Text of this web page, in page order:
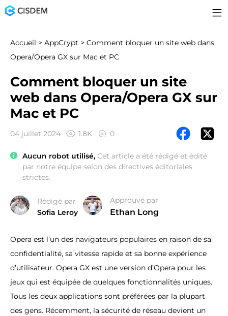
Accueil > AppCrypt > Comment bloquer un site web dans
Opera/Opera GX sur Mac et PC
Comment bloquer un site
web dans Opera/Opera GX sur
Mac et PC
04 juillet 2024 1.8K 0
Aucun robot utilisé, Cet article a été rédigé et édité
par notre équipe selon des directives éditoriales
strictes.
Rédigé par
Sofia Leroy
Approuvé par
Ethan Long
Opera est l’un des navigateurs populaires en raison de sa
confidentialité, sa vitesse rapide et sa bonne expérience
d’utilisateur. Opera GX est une version d’Opera pour les
jeux qui est équipée de quelques fonctionnalités uniques.
Tous les deux applications sont préférées par la plupart
des gens. Récemment, la sécurité de réseau devient un